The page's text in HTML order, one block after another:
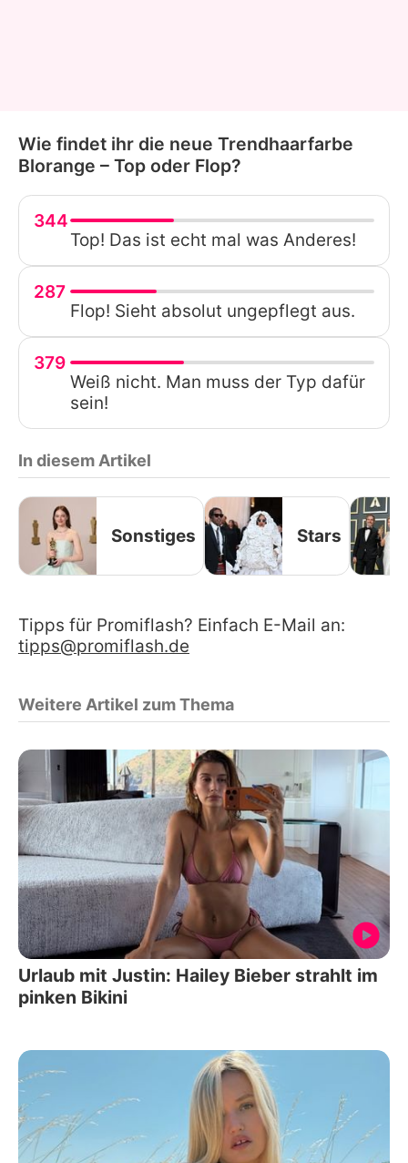
Wie findet ihr die neue Trendhaarfarbe
Blorange – Top oder Flop?
344
Top! Das ist echt mal was Anderes!
287
Flop! Sieht absolut ungepflegt aus.
379
Weiß nicht. Man muss der Typ dafür
sein!
In diesem Artikel
Sonstiges Stars
Tipps für Promiflash? Einfach E-Mail an:
tipps@promiflash.de
Weitere Artikel zum Thema
Urlaub mit Justin: Hailey Bieber strahlt im
pinken Bikini